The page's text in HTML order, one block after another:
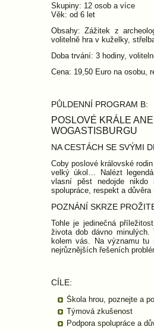
Skupiny: 12 osob a více
Věk: od 6 let
Obsahy: Zážitek z
volitelně hra v kuželky,
Doba trvání: 3 hodiny,
Cena: 19,50 Euro na osobu,
PŮLDENNÍ PROGRAM B:
POSLOVÉ KRÁLE
WOGASTISBURGU
NA CESTÁCH SE SVÝMI
Coby poslové královské
velký úkol… Nalézt
vlasní pěst nedojde
spolupráce, respekt a
POZNÁNÍ SKRZE
Tohle je jedinečná
života dob dávno
kolem vás. Na významu tu
nejrůznějších řešeních
CÍLE:
Škola hrou, poznejte a
Týmová zkušenost
Podpora spolupráce a